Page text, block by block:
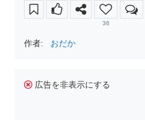
36
作者: おだか
広告を非表示にする